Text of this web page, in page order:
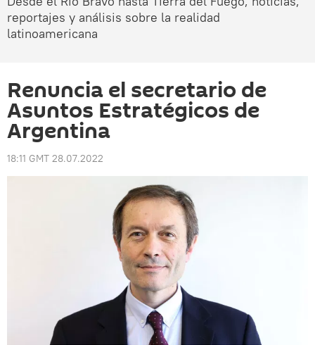
reportajes y análisis sobre la realidad
latinoamericana
Renuncia el secretario de
Asuntos Estratégicos de
Argentina
18:11 GMT 28.07.2022